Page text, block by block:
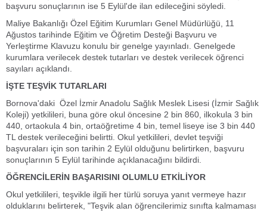
başvuru sonuçlarının ise 5 Eylül'de ilan edileceğini söyledi.
Maliye Bakanlığı Özel Eğitim Kurumları Genel Müdürlüğü, 11
Ağustos tarihinde Eğitim ve Öğretim Desteği Başvuru ve
Yerleştirme Klavuzu konulu bir genelge yayınladı. Genelgede
kurumlara verilecek destek tutarları ve destek verilecek öğrenci
sayıları açıklandı.
İŞTE TEŞVİK TUTARLARI
Bornova'daki Özel İzmir Anadolu Sağlık Meslek Lisesi (İzmir Sağlık
Koleji) yetkilileri, buna göre okul öncesine 2 bin 860, ilkokula 3 bin
440, ortaokula 4 bin, ortaöğretime 4 bin, temel liseye ise 3 bin 440
TL destek verileceğini belirtti. Okul yetkilileri, devlet teşviği
başvuraları için son tarihin 2 Eylül olduğunu belirtirken, başvuru
sonuçlarının 5 Eylül tarihinde açıklanacağını bildirdi.
ÖĞRENCİLERİN BAŞARISINI OLUMLU ETKİLİYOR
Okul yetkilileri, teşvikle ilgili her türlü soruya yanıt vermeye hazır
olduklarını belirterek, "Teşvik alan öğrencilerimiz sınıfta kalmaması